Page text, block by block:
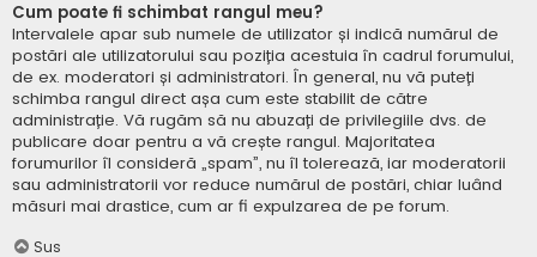
Cum poate fi schimbat rangul meu?
Intervalele apar sub numele de utilizator și indică numărul de
postări ale utilizatorului sau poziția acestuia în cadrul forumului,
de ex. moderatori și administratori. În general, nu vă puteți
schimba rangul direct așa cum este stabilit de către
administrație. Vă rugăm să nu abuzați de privilegiile dvs. de
publicare doar pentru a vă crește rangul. Majoritatea
forumurilor îl consideră „spam”, nu îl tolerează, iar moderatorii
sau administratorii vor reduce numărul de postări, chiar luând
măsuri mai drastice, cum ar fi expulzarea de pe forum.
Sus